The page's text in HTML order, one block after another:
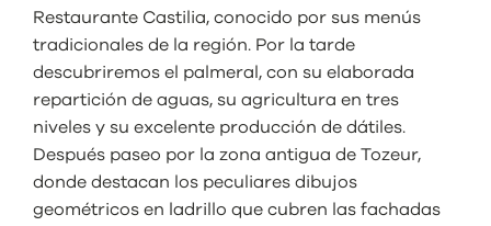
Restaurante Castilia, conocido por sus menús
tradicionales de la región. Por la tarde
descubriremos el palmeral, con su elaborada
repartición de aguas, su agricultura en tres
niveles y su excelente producción de dátiles.
Después paseo por la zona antigua de Tozeur,
donde destacan los peculiares dibujos
geométricos en ladrillo que cubren las fachadas